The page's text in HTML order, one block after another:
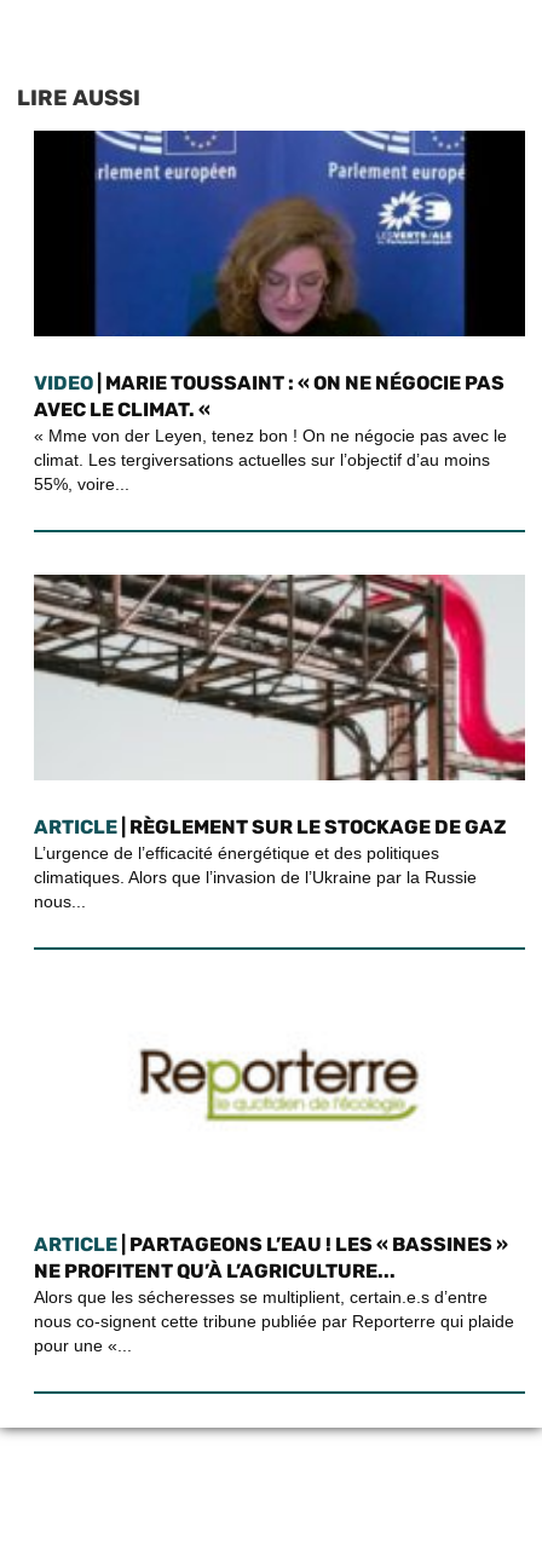
LIRE AUSSI
VIDEO | MARIE TOUSSAINT : « ON NE NÉGOCIE PAS
AVEC LE CLIMAT. «
« Mme von der Leyen, tenez bon ! On ne négocie pas avec le
climat. Les tergiversations actuelles sur l’objectif d’au moins
55%, voire...
ARTICLE | RÈGLEMENT SUR LE STOCKAGE DE GAZ
L’urgence de l’efficacité énergétique et des politiques
climatiques. Alors que l’invasion de l’Ukraine par la Russie
nous...
ARTICLE | PARTAGEONS L’EAU ! LES « BASSINES »
NE PROFITENT QU’À L’AGRICULTURE...
Alors que les sécheresses se multiplient, certain.e.s d’entre
nous co-signent cette tribune publiée par Reporterre qui plaide
pour une «...